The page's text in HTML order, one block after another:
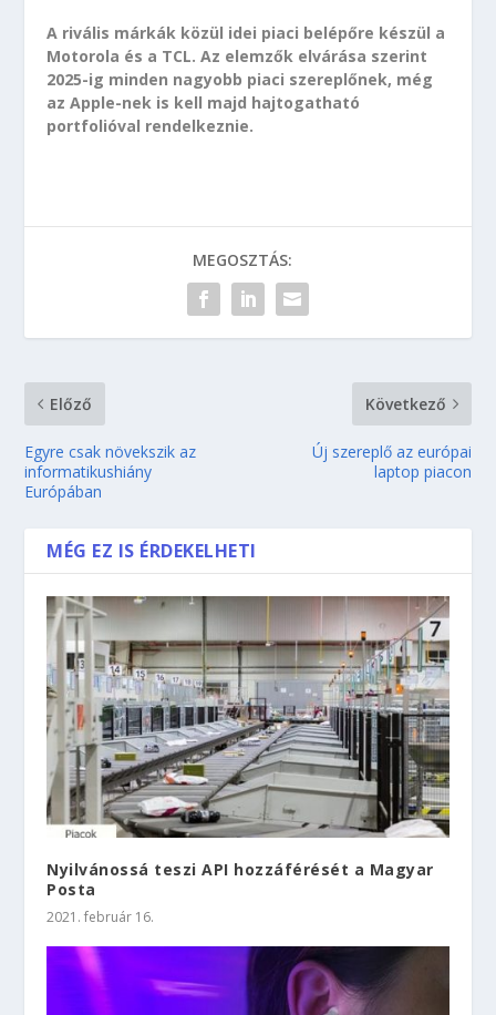
A rivális márkák közül idei piaci belépőre készül a
Motorola és a TCL. Az elemzők elvárása szerint
2025-ig minden nagyobb piaci szereplőnek, még
az Apple-nek is kell majd hajtogatható
portfolióval rendelkeznie.
MEGOSZTÁS:
Előző
Egyre csak növekszik az
informatikushiány
Európában
Következő
Új szereplő az európai
laptop piacon
MÉG EZ IS ÉRDEKELHETI
Nyilvánossá teszi API hozzáférését a Magyar
Posta
2021. február 16.